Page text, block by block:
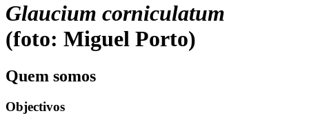
Glaucium corniculatum
(foto: Miguel Porto)
Quem somos
Objectivos